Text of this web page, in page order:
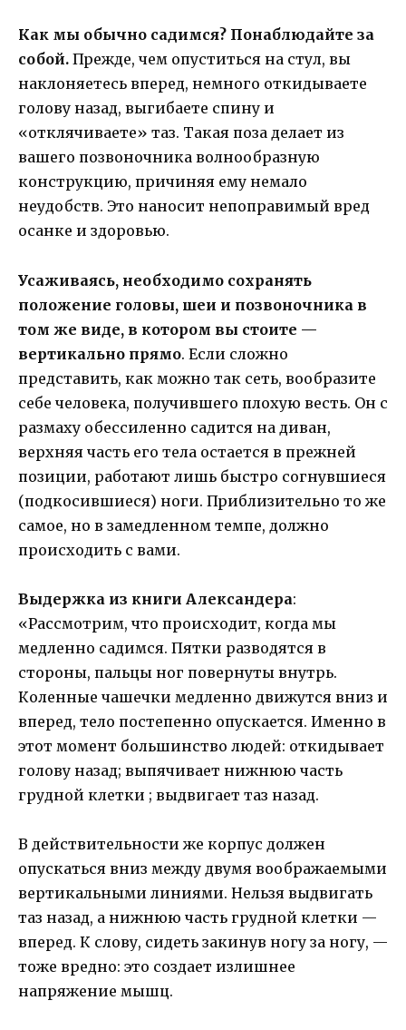
Как мы обычно садимся? Понаблюдайте за
собой. Прежде, чем опуститься на стул, вы
наклоняетесь вперед, немного откидываете
голову назад, выгибаете спину и
«отклячиваете» таз. Такая поза делает из
вашего позвоночника волнообразную
конструкцию, причиняя ему немало
неудобств. Это наносит непоправимый вред
осанке и здоровью.
Усаживаясь, необходимо сохранять
положение головы, шеи и позвоночника в
том же виде, в котором вы стоите —
вертикально прямо. Если сложно
представить, как можно так сеть, вообразите
себе человека, получившего плохую весть. Он с
размаху обессиленно садится на диван,
верхняя часть его тела остается в прежней
позиции, работают лишь быстро согнувшиеся
(подкосившиеся) ноги. Приблизительно то же
самое, но в замедленном темпе, должно
происходить с вами.
Выдержка из книги Александера:
«Рассмотрим, что происходит, когда мы
медленно садимся. Пятки разводятся в
стороны, пальцы ног повернуты внутрь.
Коленные чашечки медленно движутся вниз и
вперед, тело постепенно опускается. Именно в
этот момент большинство людей: откидывает
голову назад; выпячивает нижнюю часть
грудной клетки ; выдвигает таз назад.
В действительности же корпус должен
опускаться вниз между двумя воображаемыми
вертикальными линиями. Нельзя выдвигать
таз назад, а нижнюю часть грудной клетки —
вперед. К слову, сидеть закинув ногу за ногу, —
тоже вредно: это создает излишнее
напряжение мышц.